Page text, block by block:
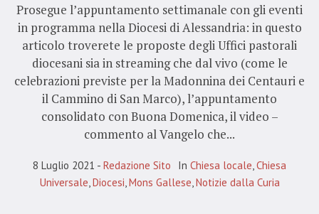
Prosegue l’appuntamento settimanale con gli eventi
in programma nella Diocesi di Alessandria: in questo
articolo troverete le proposte degli Uffici pastorali
diocesani sia in streaming che dal vivo (come le
celebrazioni previste per la Madonnina dei Centauri e
il Cammino di San Marco), l’appuntamento
consolidato con Buona Domenica, il video –
commento al Vangelo che...
8 Luglio 2021 Redazione Sito In Chiesa locale Chiesa
Universale Diocesi Mons Gallese Notizie dalla Curia